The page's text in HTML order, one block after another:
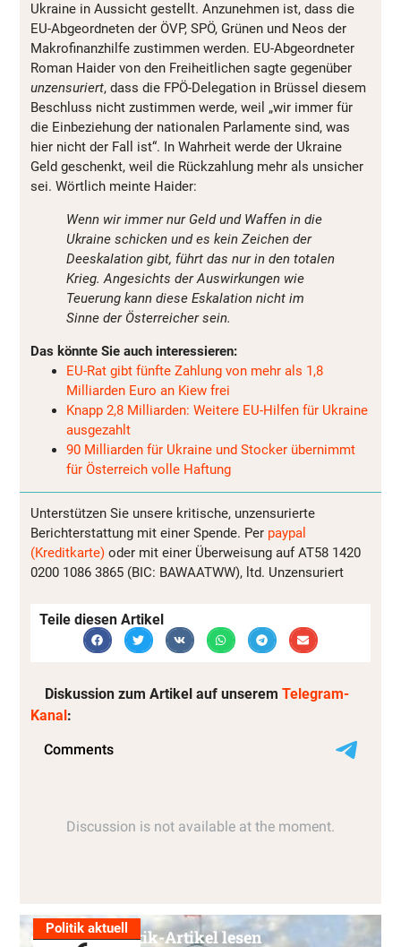
Ukraine in Aussicht gestellt. Anzunehmen ist, dass die
EU-Abgeordneten der ÖVP, SPÖ, Grünen und Neos der
Makrofinanzhilfe zustimmen werden. EU-Abgeordneter
Roman Haider von den Freiheitlichen sagte gegenüber
unzensuriert, dass die FPÖ-Delegation in Brüssel diesem
Beschluss nicht zustimmen werde, weil „wir immer für
die Einbeziehung der nationalen Parlamente sind, was
hier nicht der Fall ist“. In Wahrheit werde der Ukraine
Geld geschenkt, weil die Rückzahlung mehr als unsicher
sei. Wörtlich meinte Haider:
Wenn wir immer nur Geld und Waffen in die
Ukraine schicken und es kein Zeichen der
Deeskalation gibt, führt das nur in den totalen
Krieg. Angesichts der Auswirkungen wie
Teuerung kann diese Eskalation nicht im
Sinne der Österreicher sein.
Das könnte Sie auch interessieren:
EU-Rat gibt fünfte Zahlung von mehr als 1,8
Milliarden Euro an Kiew frei
Knapp 2,8 Milliarden: Weitere EU-Hilfen für Ukraine
ausgezahlt
90 Milliarden für Ukraine und Stocker übernimmt
für Österreich volle Haftung
Unterstützen Sie unsere kritische, unzensurierte
Berichterstattung mit einer Spende. Per paypal
(Kreditkarte) oder mit einer Überweisung auf AT58 1420
0200 1086 3865 (BIC: BAWAATWW), ltd. Unzensuriert
Teile diesen Artikel
Diskussion zum Artikel auf unserem Telegram-
Kanal :
Politik aktuell
Alle Politik-Artikel lesen